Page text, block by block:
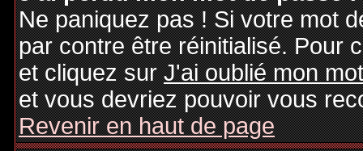
Ne paniquez pas ! Si votre mot
par contre être réinitialisé. Pour
et cliquez surJ'ai oublié mon
et vous devriez pouvoir vous
Revenir en haut de page